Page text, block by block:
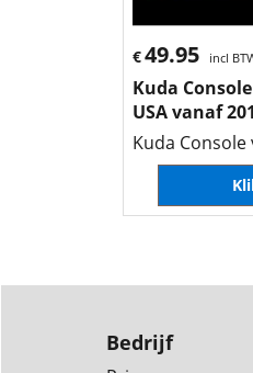
€49.95 incl
Kuda
USA vanaf
Bedrijf